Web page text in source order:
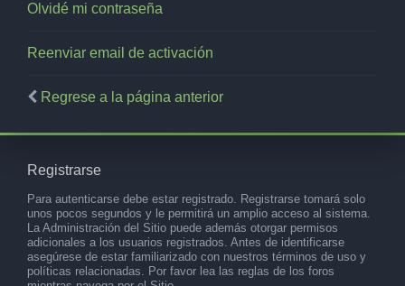
Olvidé mi contraseña
Reenviar email de activación
Regrese a la página anterior
Registrarse
Para autenticarse debe estar registrado. Registrarse tomará solo
unos pocos segundos y le permitirá un amplio acceso al sistema.
La Administración del Sitio puede además otorgar permisos
adicionales a los usuarios registrados. Antes de identificarse
asegúrese de estar familiarizado con nuestros términos de uso y
políticas relacionadas. Por favor lea las reglas de los foros